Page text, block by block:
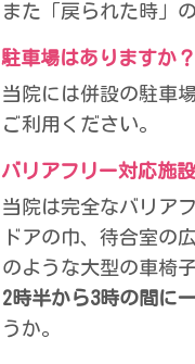
また「戻られた時」
駐車場はありますか？
当院には併設の駐車
ご利用ください。
バリアフリー対応施
当院は完全なバリア
ドアの巾、待合室の
のような大型の車椅
2時半から3時の間に
うか。